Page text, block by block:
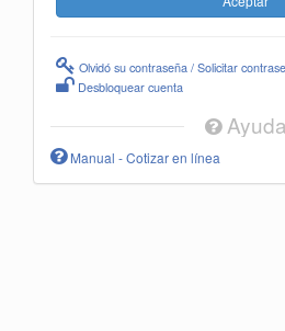
Olvidó su contraseña / Solicitar
Desbloquear cuenta
Ayuda
Manual - Cotizar en línea